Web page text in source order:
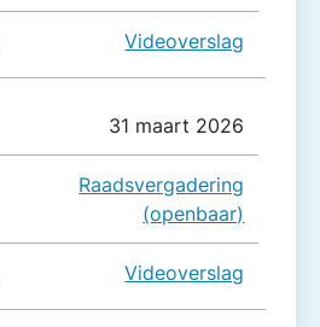
Videoverslag
31 maart 2026
Raadsvergadering
(openbaar)
Videoverslag